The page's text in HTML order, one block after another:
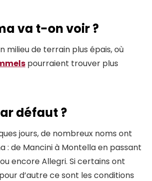
va t-on voir ?
milieu de terrain plus épais, où
pourraient trouver plus
défaut ?
jours, de nombreux noms ont
: de Mancini à Montella en passant
encore Allegri. Si certains ont
d’autre ce sont les conditions